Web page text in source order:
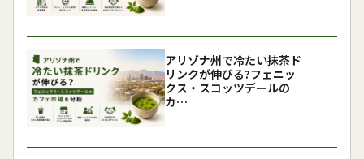
アリゾナ州で冷たい抹茶ド
リンクが伸びる?フェニッ
クス・スコッツデールの
カ…